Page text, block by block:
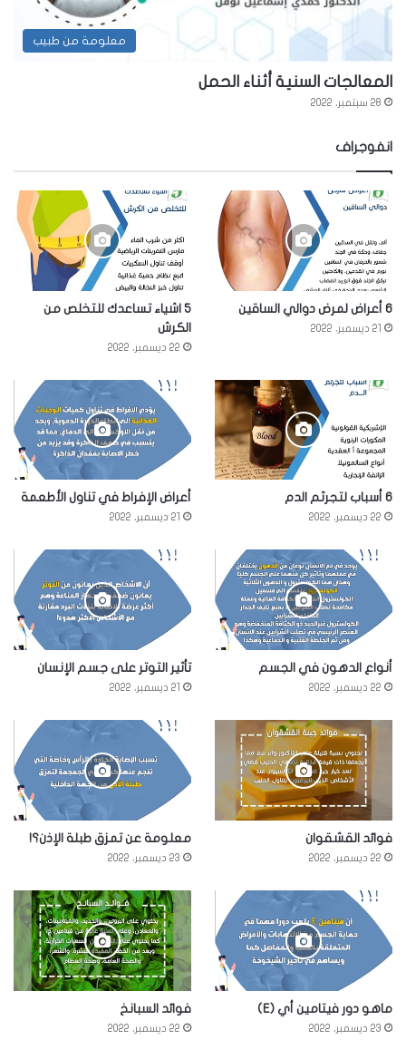
معلومة من طبيب
المعالجات السنية أثناء الحمل
28 سبتمبر، 2022
انفوجراف
6 أعراض لمرض دوالي الساقين
21 ديسمبر، 2022
5 اشياء تساعدك للتخلص من
الكرش
22 ديسمبر، 2022
6 أسباب لتجرثم الدم
22 ديسمبر، 2022
أعراض الإفراط في تناول الأطعمة
21 ديسمبر، 2022
أنواع الدهون في الجسم
22 ديسمبر، 2022
تأثير التوتر على جسم الإنسان
21 ديسمبر، 2022
فوائد القشقوان
22 ديسمبر، 2022
معلومة عن تمزق طبلة الإذن؟!
23 ديسمبر، 2022
ماهو دور فيتامين أي (E)
23 ديسمبر، 2022
فوائد السبانخ
22 ديسمبر، 2022